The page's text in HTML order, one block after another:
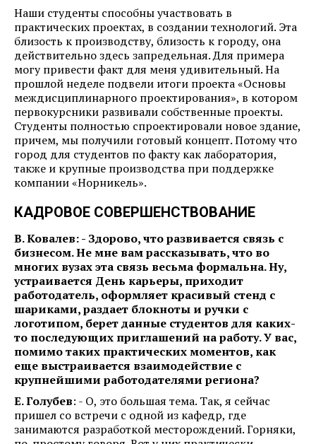
Наши студенты способны участвовать в
практических проектах, в создании технологий. Эта
близость к производству, близость к городу, она
действительно здесь запредельная. Для примера
могу привести факт для меня удивительный. На
прошлой неделе подвели итоги проекта «Основы
междисциплинарного проектирования», в котором
первокурсники развивали собственные проекты.
Студенты полностью спроектировали новое здание,
причем, мы получили готовый концепт. Потому что
город для студентов по факту как лаборатория,
также и крупные производства при поддержке
компании «Норникель».
КАДРОВОЕ СОВЕРШЕНСТВОВАНИЕ
В. Ковалев: - Здорово, что развивается связь с
бизнесом. Не мне вам рассказывать, что во
многих вузах эта связь весьма формальна. Ну,
устраивается День карьеры, приходит
работодатель, оформляет красивый стенд с
шариками, раздает блокноты и ручки с
логотипом, берет данные студентов для каких-
то последующих приглашений на работу. У вас,
помимо таких практических моментов, как
еще выстраивается взаимодействие с
крупнейшими работодателями региона?
Е. Голубев: - О, это большая тема. Так, я сейчас
пришел со встречи с одной из кафедр, где
занимаются разработкой месторождений. Горняки,